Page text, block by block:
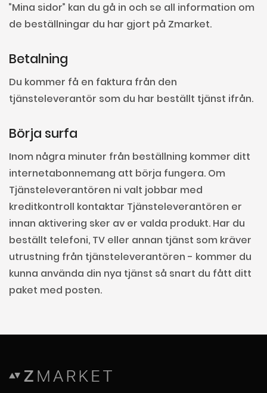
”Mina sidor” kan du gå in och se all information om
de beställningar du har gjort på Zmarket.
Betalning
Du kommer få en faktura från den
tjänsteleverantör som du har beställt tjänst ifrån.
Börja surfa
Inom några minuter från beställning kommer ditt
internetabonnemang att börja fungera. Om
Tjänsteleverantören ni valt jobbar med
kreditkontroll kontaktar Tjänsteleverantören er
innan aktivering sker av er valda produkt. Har du
beställt telefoni, TV eller annan tjänst som kräver
utrustning från tjänsteleverantören - kommer du
kunna använda din nya tjänst så snart du fått ditt
paket med posten.